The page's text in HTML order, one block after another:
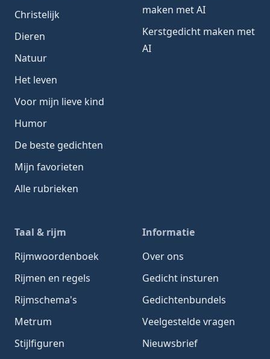
Christelijk
Dieren
Natuur
Het leven
Voor mijn lieve kind
Humor
De beste gedichten
Mijn favorieten
Alle rubrieken
maken met AI
Kerstgedicht maken met
AI
Taal & rijm
Rijmwoordenboek
Rijmen en regels
Rijmschema's
Metrum
Stijlfiguren
Informatie
Over ons
Gedicht insturen
Gedichtenbundels
Veelgestelde vragen
Nieuwsbrief